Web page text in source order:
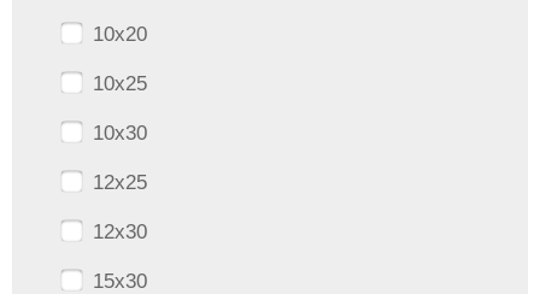
10x20
10x25
10x30
12x25
12x30
15x30